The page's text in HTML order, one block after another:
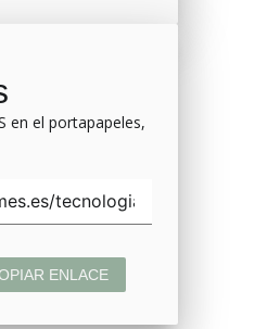
en el portapapeles,
ENLACE